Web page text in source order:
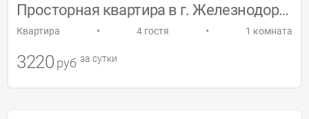
Просторная квартира в г. Железнодорожный
Квартира • 4 гостя • 1 комната
3220 руб за сутки